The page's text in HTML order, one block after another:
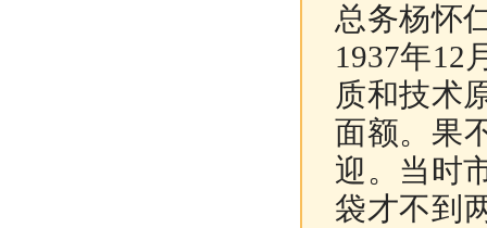
总务杨怀
1937年12
质和技术
面额。果
迎。当时
袋才不到